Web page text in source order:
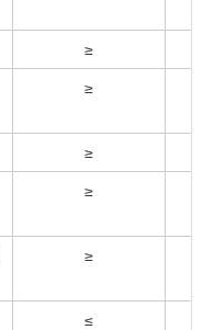
≥
≥
≥
≥
≥
≤